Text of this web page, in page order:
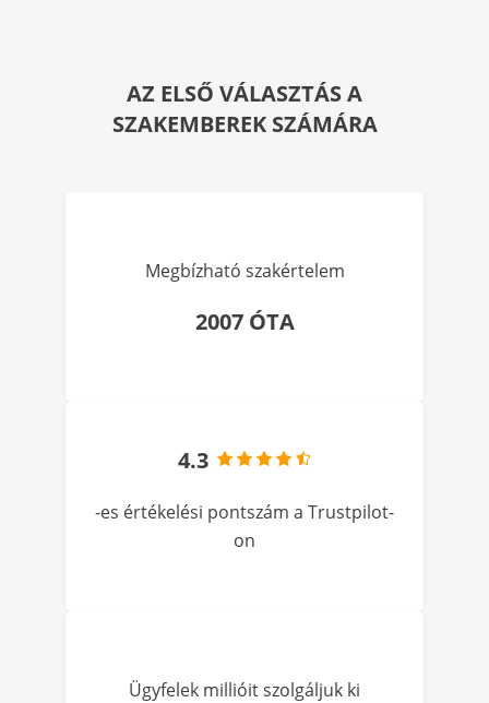
AZ ELSŐ VÁLASZTÁS A
SZAKEMBEREK SZÁMÁRA
Megbízható szakértelem
2007 ÓTA
4.3
-es értékelési pontszám a Trustpilot-
on
Ügyfelek millióit szolgáljuk ki